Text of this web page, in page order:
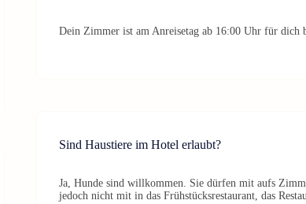
Dein Zimmer ist am Anreisetag ab 16:00 Uhr für dich
Sind Haustiere im Hotel erlaubt?
Ja, Hunde sind willkommen. Sie dürfen mit aufs
jedoch nicht mit in das Frühstücksrestaurant, das